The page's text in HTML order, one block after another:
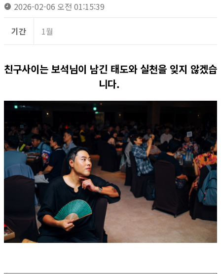
2026-02-06 오전 01:15:39
기간 1월
친구사이는 보석님이 남긴 태도와 실천을 잊지 않겠습
니다.